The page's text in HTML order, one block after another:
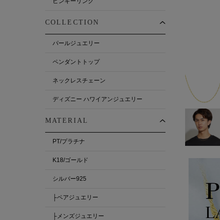
COLLECTION
パールジュエリー
ペンダントトップ
ネックレスチェーン
ディズニー ハワイアンジュエリー
MATERIAL
PT/プラチナ
K18/ゴールド
シルバー925
├ペアジュエリー
├メンズジュエリー